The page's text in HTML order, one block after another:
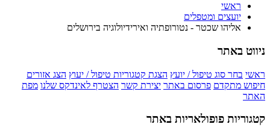
ראשי
יועצים ומטפלים
אליהו שכטר - נטורופתיה ואירידיולוגיה בירושלים
ניווט באתר
ראשי בחר סוג טיפול / יועץ הצגת קטגוריות טיפול / יעוץ הצג אזורים
חיפוש מתקדם פרסום באתר יצירת קשר הצטרף לאינדקס שלנו מפת
האתר
קטגוריות פופולאריות באתר